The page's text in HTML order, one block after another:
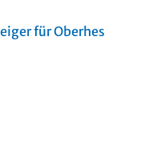
für Oberhes